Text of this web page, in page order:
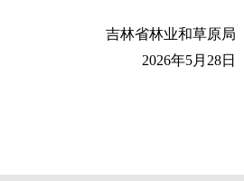
吉林省林业和草原局
2026年5月28日